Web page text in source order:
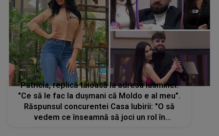
Patricia, replică tăioasă la adresa Iasminei:
"Ce să le fac la dușmani că Moldo e al meu".
Răspunsul concurentei Casa Iubirii: "O să
vedem ce înseamnă să joci un rol în